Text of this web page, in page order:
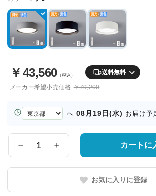
￥ 43,560（税込） 送料無料
メーカー希望小売価格 ￥79,200
お
届
県
へ 08月19日(水) お届け予
量
カートに
お気に入りに登録